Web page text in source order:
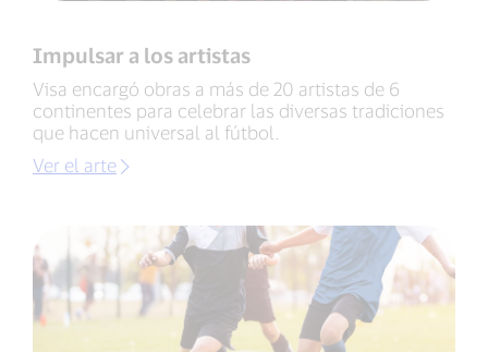
Impulsar a los artistas
Visa encargó obras a más de 20 artistas de 6
continentes para celebrar las diversas tradiciones
que hacen universal al fútbol.
Ver el arte